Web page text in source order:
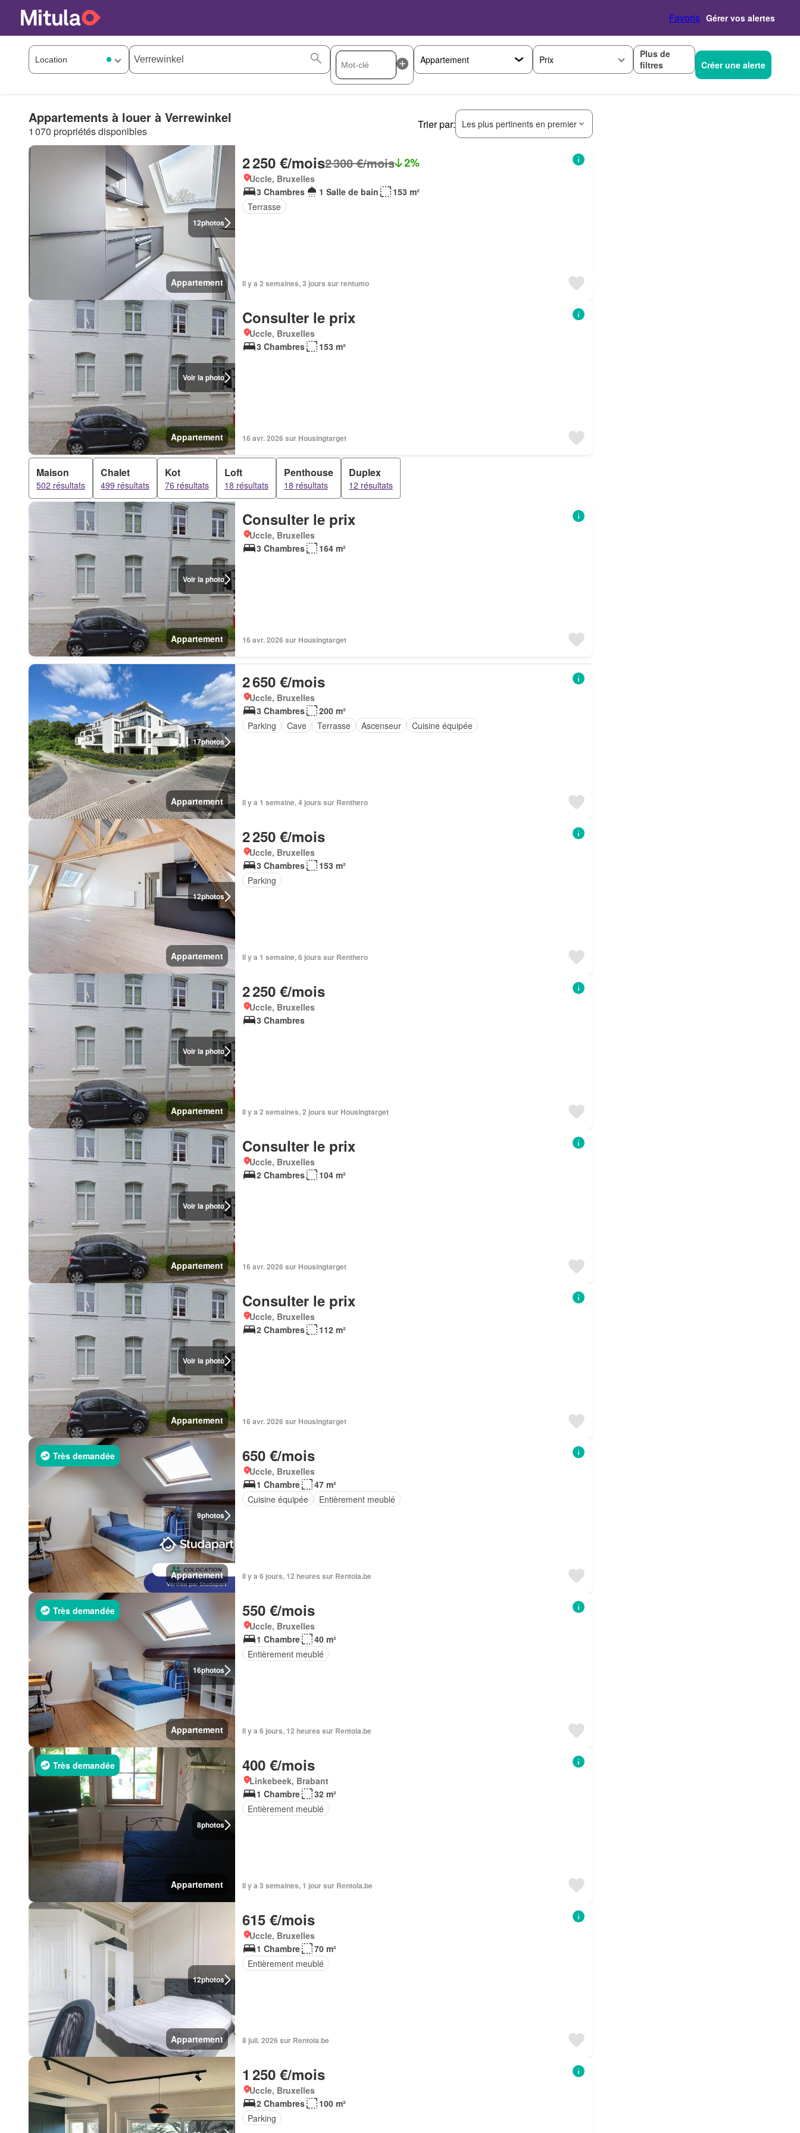
Favoris Gérer vos alertes
Prix
Plus de
filtres
Créer une alerte
Appartements à louer à Verrewinkel
1 070 propriétés disponibles
Trier par: Les plus pertinents en premier
12photos
Appartement
2 250 €/mois2 300 €/mois 2%
Uccle, Bruxelles
3 Chambres
1 Salle de bain
153 m²
Terrasse
Il y a 2 semaines, 3 jours sur rentumo
Voir la photo
Appartement
Consulter le prix
Uccle, Bruxelles
3 Chambres
153 m²
16 avr. 2026 sur Housingtarget
Maison
502 résultats
Chalet
499 résultats
Kot
76 résultats
Loft
18 résultats
Penthouse
18 résultats
Duplex
12 résultats
Voir la photo
Appartement
Consulter le prix
Uccle, Bruxelles
3 Chambres
164 m²
16 avr. 2026 sur Housingtarget
17photos
Appartement
2 650 €/mois
Uccle, Bruxelles
3 Chambres
200 m²
Parking
Cave Terrasse Ascenseur Cuisine équipée
Il y a 1 semaine, 4 jours sur Renthero
12photos
Appartement
2 250 €/mois
Uccle, Bruxelles
3 Chambres
153 m²
Parking
Il y a 1 semaine, 6 jours sur Renthero
Voir la photo
Appartement
2 250 €/mois
Uccle, Bruxelles
3 Chambres
Il y a 2 semaines, 2 jours sur Housingtarget
Voir la photo
Appartement
Consulter le prix
Uccle, Bruxelles
2 Chambres
104 m²
16 avr. 2026 sur Housingtarget
Voir la photo
Appartement
Consulter le prix
Uccle, Bruxelles
2 Chambres
112 m²
16 avr. 2026 sur Housingtarget
9photos
Très demandée
Appartement
650 €/mois
Uccle, Bruxelles
1 Chambre
47 m²
Cuisine équipée
Entièrement meublé
Il y a 6 jours, 12 heures sur Rentola.be
16photos
Très demandée
Appartement
550 €/mois
Uccle, Bruxelles
1 Chambre
40 m²
Entièrement meublé
Il y a 6 jours, 12 heures sur Rentola.be
8photos
Très demandée
Appartement
400 €/mois
Linkebeek, Brabant
1 Chambre
32 m²
Entièrement meublé
Il y a 3 semaines, 1 jour sur Rentola.be
12photos
Appartement
615 €/mois
Uccle, Bruxelles
1 Chambre
70 m²
Entièrement meublé
8 juil. 2026 sur Rentola.be
1 250 €/mois
Uccle, Bruxelles
2 Chambres
100 m²
Parking